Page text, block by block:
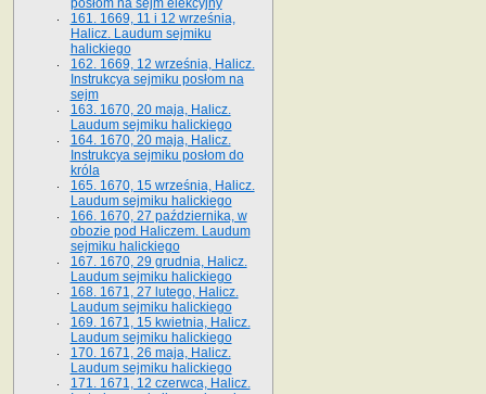
posłom na sejm elekcyjny
161. 1669, 11 i 12 września,
Halicz. Laudum sejmiku
halickiego
162. 1669, 12 września, Halicz.
Instrukcya sejmiku posłom na
sejm
163. 1670, 20 maja, Halicz.
Laudum sejmiku halickiego
164. 1670, 20 maja, Halicz.
Instrukcya sejmiku posłom do
króla
165. 1670, 15 września, Halicz.
Laudum sejmiku halickiego
166. 1670, 27 października, w
obozie pod Haliczem. Laudum
sejmiku halickiego
167. 1670, 29 grudnia, Halicz.
Laudum sejmiku halickiego
168. 1671, 27 lutego, Halicz.
Laudum sejmiku halickiego
169. 1671, 15 kwietnia, Halicz.
Laudum sejmiku halickiego
170. 1671, 26 maja, Halicz.
Laudum sejmiku halickiego
171. 1671, 12 czerwca, Halicz.